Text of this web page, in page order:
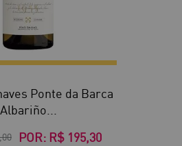
Ponte da Barca
Albariño...
POR: R$ 195,30